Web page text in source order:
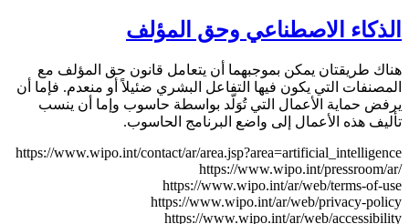
الذكاء الاصطناعي وحق المؤلف
هناك طريقتان يمكن بموجبهما أن يتعامل قانون حق المؤلف مع
المصنفات التي يكون فيها التفاعل البشري ضئيلاً أو منعدم. فإما أن
يرفض حماية الأعمال التي تُوَلّد بواسطة حاسوب وإما أن ينسب
تأليف هذه الأعمال إلى واضع البرنامج الحاسوب.
https://www.wipo.int/contact/ar/area.jsp?area=artificial_intelligence
https://www.wipo.int/pressroom/ar/
https://www.wipo.int/ar/web/terms-of-use
https://www.wipo.int/ar/web/privacy-policy
https://www.wipo.int/ar/web/accessibility